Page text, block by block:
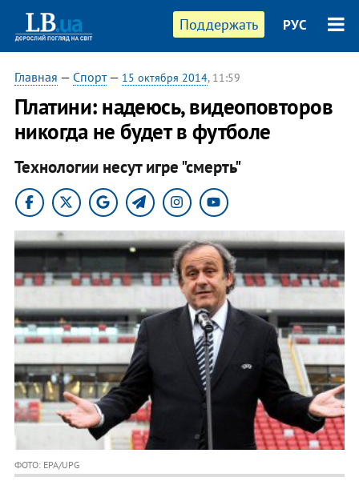
Поддержать РУС
Главная — Спорт— 15 октября 2014, 11:59
Платини: надеюсь, видеоповторов
никогда не будет в футболе
Технологии несут игре "смерть"
ФОТО: EPA/UPG